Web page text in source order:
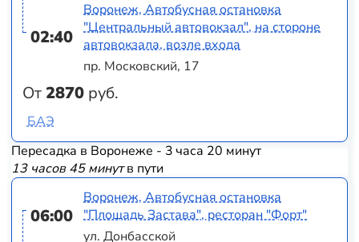
02:40
От2870 руб.
Воронеж, Автобусная остановка
"Центральный автовокзал", на стороне
автовокзала, возле входа
пр. Московский, 17
БАЭ
Пересадка в Воронеже - 3 часа 20 минут
13 часов 45 минутв пути
06:00
Воронеж, Автобусная остановка
"Площадь Застава", ресторан "Форт"
ул. Донбасской